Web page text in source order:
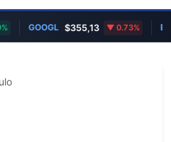
GOOGL $355,13 0.73% EUR/